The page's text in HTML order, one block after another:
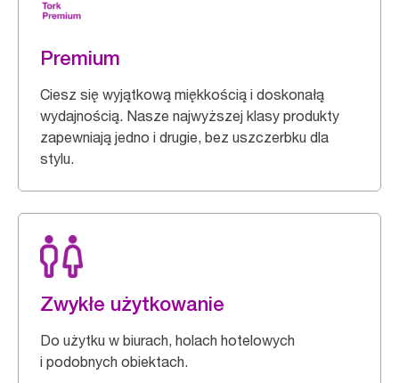
Premium
Ciesz się wyjątkową miękkością i doskonałą
wydajnością. Nasze najwyższej klasy produkty
zapewniają jedno i drugie, bez uszczerbku dla
stylu.
Zwykłe użytkowanie
Do użytku w biurach, holach hotelowych
i podobnych obiektach.